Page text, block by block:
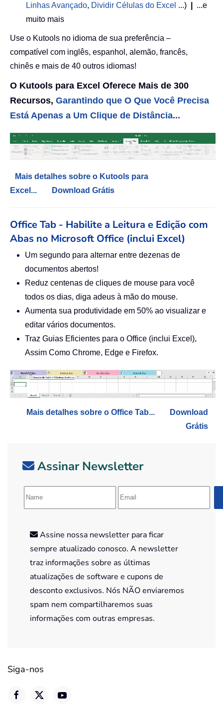
Linhas Avançado, Dividir Células do Excel ...)
...e
muito mais
Use o Kutools no idioma de sua preferência –
compatível com inglês, espanhol, alemão, francês,
chinês e mais de 40 outros idiomas!
O Kutools para Excel Oferece Mais de 300
Recursos, Garantindo que O Que Você Precisa
Está Apenas a Um Clique de Distância...
Mais detalhes sobre o Kutools para
Excel...
Download Grátis
Office Tab - Habilite a Leitura e Edição com
Abas no Microsoft Office (inclui Excel)
Um segundo para alternar entre dezenas de
documentos abertos!
Reduz centenas de cliques de mouse para você
todos os dias, diga adeus à mão do mouse.
Aumenta sua produtividade em 50% ao visualizar e
editar vários documentos.
Traz Guias Eficientes para o Office (inclui Excel),
Assim Como Chrome, Edge e Firefox.
Mais detalhes sobre o Office Tab...
Download
Grátis
Assinar Newsletter
Assine nossa newsletter para ficar
sempre atualizado conosco. A newsletter
traz informações sobre as últimas
atualizações de software e cupons de
desconto exclusivos. Nós NÃO enviaremos
spam nem compartilharemos suas
informações com outras empresas.
Siga-nos